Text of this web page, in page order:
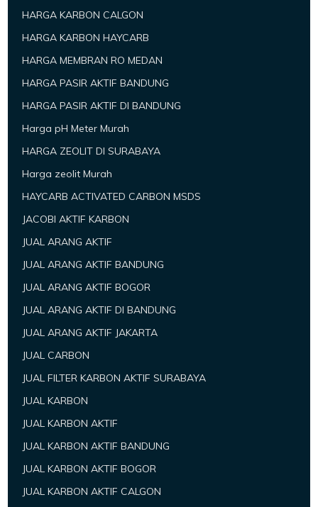
HARGA KARBON CALGON
HARGA KARBON HAYCARB
HARGA MEMBRAN RO MEDAN
HARGA PASIR AKTIF BANDUNG
HARGA PASIR AKTIF DI BANDUNG
Harga pH Meter Murah
HARGA ZEOLIT DI SURABAYA
Harga zeolit Murah
HAYCARB ACTIVATED CARBON MSDS
JACOBI AKTIF KARBON
JUAL ARANG AKTIF
JUAL ARANG AKTIF BANDUNG
JUAL ARANG AKTIF BOGOR
JUAL ARANG AKTIF DI BANDUNG
JUAL ARANG AKTIF JAKARTA
JUAL CARBON
JUAL FILTER KARBON AKTIF SURABAYA
JUAL KARBON
JUAL KARBON AKTIF
JUAL KARBON AKTIF BANDUNG
JUAL KARBON AKTIF BOGOR
JUAL KARBON AKTIF CALGON